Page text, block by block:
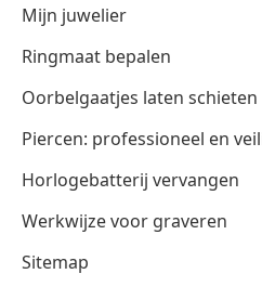
Mijn juwelier
Ringmaat bepalen
Oorbelgaatjes laten
Piercen: professioneel en
Horlogebatterij vervangen
Werkwijze voor graveren
Sitemap